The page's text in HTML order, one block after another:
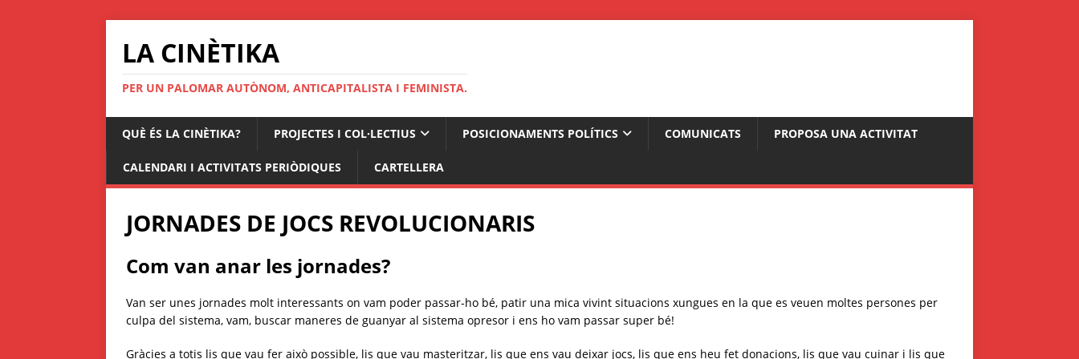
LA CINÈTIKA
PER UN PALOMAR AUTÒNOM, ANTICAPITALISTA I FEMINISTA.
QUÈ ÉS LA CINÈTIKA? PROJECTES I COL·LECTIUS POSICIONAMENTS POLÍTICS COMUNICATS PROPOSA UNA ACTIVITAT
CALENDARI I ACTIVITATS PERIÒDIQUES CARTELLERA
JORNADES DE JOCS REVOLUCIONARIS
Com van anar les jornades?
Van ser unes jornades molt interessants on vam poder passar-ho bé, patir una mica vivint situacions xungues en la que es veuen moltes persones per
culpa del sistema, vam, buscar maneres de guanyar al sistema opresor i ens ho vam passar super bé!
Gràcies a totis lis que vau fer això possible, lis que vau masteritzar, lis que ens vau deixar jocs, lis que ens heu fet donacions, lis que vau cuinar i lis que